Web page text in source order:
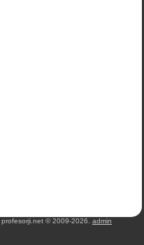
. profesorji.net © 2009-2026. admin